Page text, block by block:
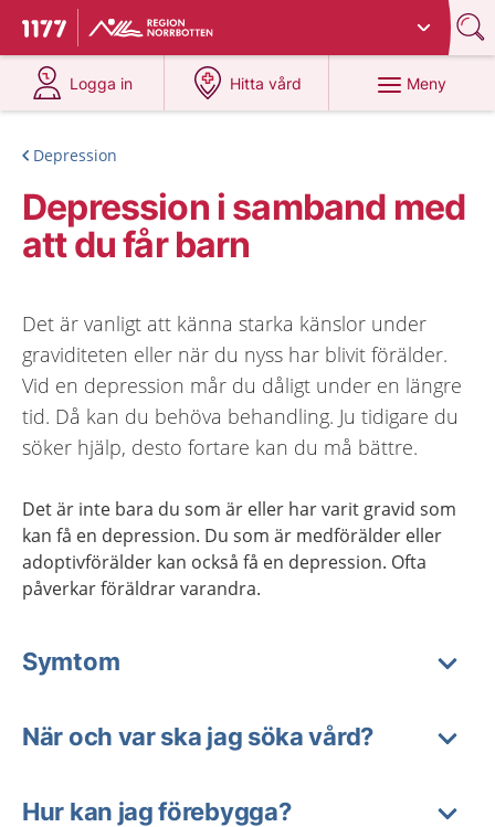
Till startsidan för 1177
Du har valt region
Logga in
på 1177.se
Hitta vård
på 1177.se
Meny
Depression
Depression i samband med
att du får barn
Det är vanligt att känna starka känslor under
graviditeten eller när du nyss har blivit förälder.
Vid en depression mår du dåligt under en längre
tid. Då kan du behöva behandling. Ju tidigare du
söker hjälp, desto fortare kan du må bättre.
Det är inte bara du som är eller har varit gravid som
kan få en depression. Du som är medförälder eller
adoptivförälder kan också få en depression. Ofta
påverkar föräldrar varandra.
Symtom
När och var ska jag söka vård?
Hur kan jag förebygga?